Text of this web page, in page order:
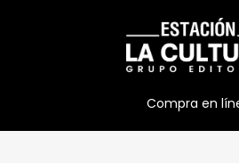
Compra en